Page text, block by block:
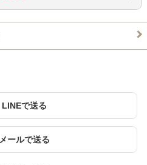
LINEで送る
メールで送る